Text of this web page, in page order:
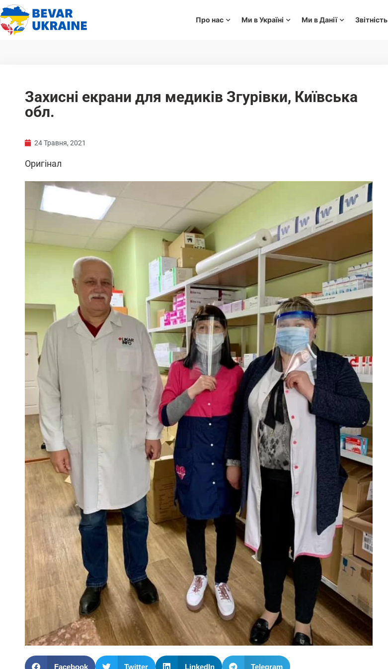
Про нас Ми в Україні Ми в Данії Звітність
Захисні екрани для медиків Згурівки, Київська
обл.
24 Травня, 2021
Оригінал
Facebook Twitter LinkedIn Telegram